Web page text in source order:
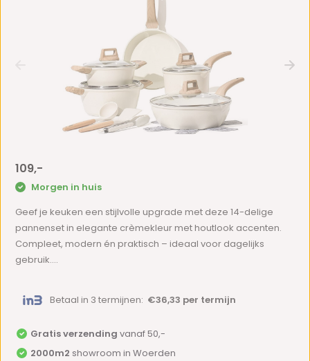
109,-
Morgen in huis
Geef je keuken een stijlvolle upgrade met deze 14-delige
pannenset in elegante crèmekleur met houtlook accenten.
Compleet, modern én praktisch – ideaal voor dagelijks
gebruik....
Betaal in 3 termijnen: €36,33 per termijn
Gratis verzending vanaf 50,-
2000m2 showroom in Woerden